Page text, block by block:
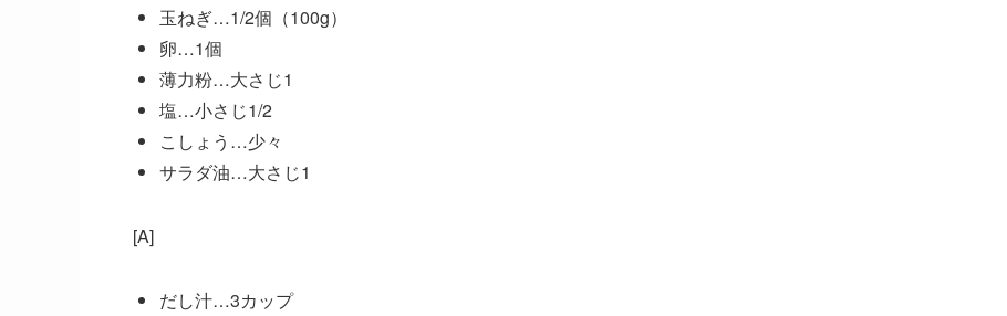
玉ねぎ…1/2個（100g）
卵…1個
薄力粉…大さじ1
塩…小さじ1/2
こしょう…少々
サラダ油…大さじ1
[A]
だし汁…3カップ